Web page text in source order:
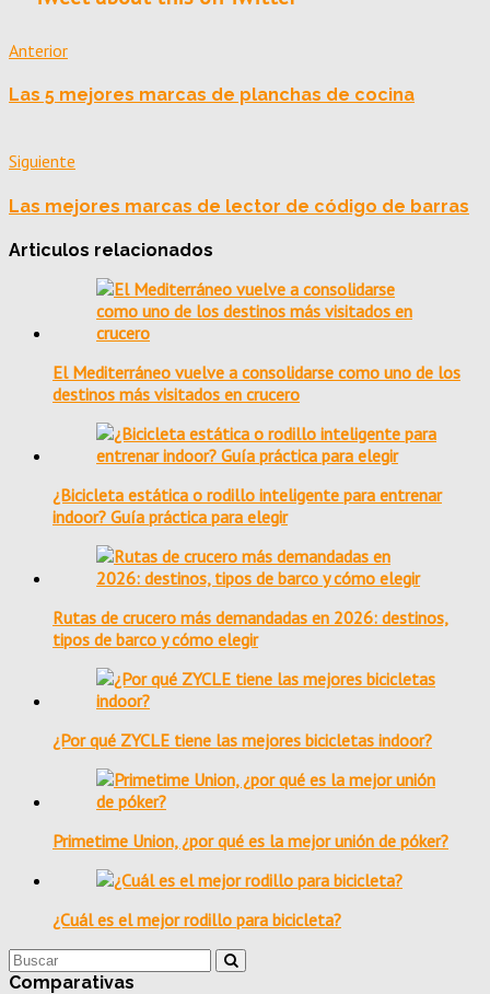
Anterior
Las 5 mejores marcas de planchas de cocina
Siguiente
Las mejores marcas de lector de código de barras
Articulos relacionados
El Mediterráneo vuelve a consolidarse como uno de los
destinos más visitados en crucero
¿Bicicleta estática o rodillo inteligente para entrenar
indoor? Guía práctica para elegir
Rutas de crucero más demandadas en 2026: destinos,
tipos de barco y cómo elegir
¿Por qué ZYCLE tiene las mejores bicicletas indoor?
Primetime Union, ¿por qué es la mejor unión de póker?
¿Cuál es el mejor rodillo para bicicleta?
Comparativas